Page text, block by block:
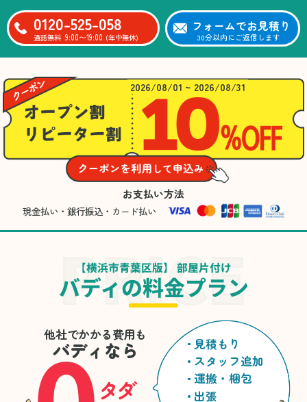
心のこもったサービスを
ありがとうございまし
た。
0120-525-058
通話無料 9:00〜19:00 (年中無休)
フォームでお見積り
30分以内にご返信します
2026/08/01 ~ 2026/08/31
お支払い方法
現金払い・銀行振込・カード払い
【横浜市青葉区版】 部屋片付け
バディの料金プラン
他社でかかる費用も
バディなら
タダ
見積もり
スタッフ追加
運搬・梱包
出張